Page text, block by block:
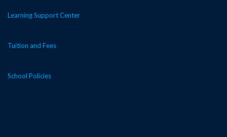
Learning Support Center
Tuition and Fees
School Policies